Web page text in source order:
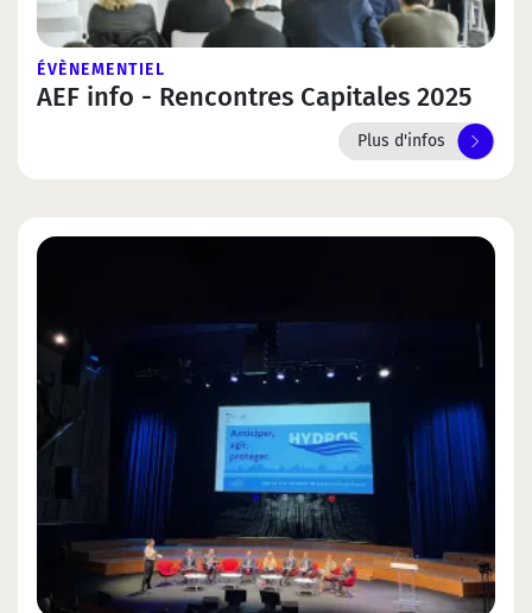
ÉVÈNEMENTIEL
AEF info - Rencontres Capitales 2025
Plus d'infos